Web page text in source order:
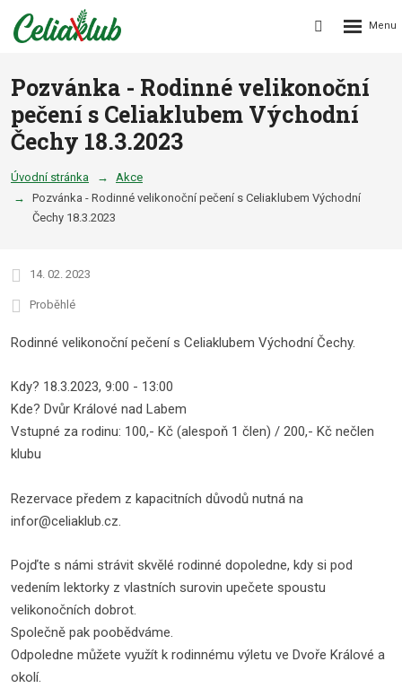
Vyhledávání
Rozbalení
Pozvánka - Rodinné velikonoční
pečení s Celiaklubem Východní
Čechy 18.3.2023
Úvodní stránka
Akce
Pozvánka - Rodinné velikonoční pečení s Celiaklubem Východní
Čechy 18.3.2023
14. 02. 2023
Proběhlé
Rodinné velikonoční pečení s Celiaklubem Východní Čechy.
Kdy? 18.3.2023, 9:00 - 13:00
Kde? Dvůr Králové nad Labem
Vstupné za rodinu: 100,- Kč (alespoň 1 člen) / 200,- Kč nečlen
klubu
Rezervace předem z kapacitních důvodů nutná na
infor@celiaklub.cz.
Pojďte s námi strávit skvělé rodinné dopoledne, kdy si pod
vedením lektorky z vlastních surovin upečete spoustu
velikonočních dobrot.
Společně pak poobědváme.
Odpoledne můžete využít k rodinnému výletu ve Dvoře Králové a
okolí.